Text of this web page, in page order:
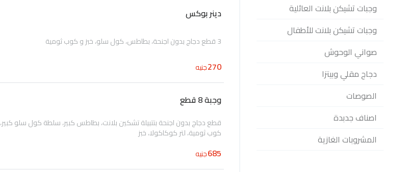
وجبات تشيكن بلانت العائلية
وجبات تشيكن بلانت للأطفال
صواني الوحوش
دجاج مقلي وبيتزا
الصوصات
اصناف جدبدة
المشروبات الغازية
دينر بوكس
3 قطع دجاج بدون اجنحة، بطاطس، كول سلو، خبز و كوب ثومية
270جنيه
وجبة 8 قطع
قطع دجاج بدون اجنحة بتتبيلة تشكين بلانت، بطاطس كبير، سلطة كول سلو كبير،
كوب ثومية، لتر كوكاكولا، خبز
685جنيه